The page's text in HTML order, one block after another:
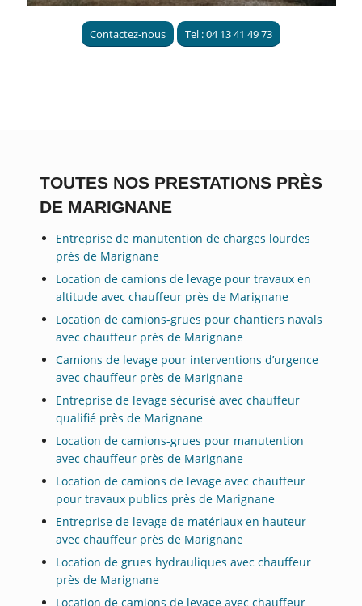
Contactez-nous Tel : 04 13 41 49 73
TOUTES NOS PRESTATIONS PRÈS
DE MARIGNANE
Entreprise de manutention de charges lourdes
près de Marignane
Location de camions de levage pour travaux en
altitude avec chauffeur près de Marignane
Location de camions-grues pour chantiers navals
avec chauffeur près de Marignane
Camions de levage pour interventions d’urgence
avec chauffeur près de Marignane
Entreprise de levage sécurisé avec chauffeur
qualifié près de Marignane
Location de camions-grues pour manutention
avec chauffeur près de Marignane
Location de camions de levage avec chauffeur
pour travaux publics près de Marignane
Entreprise de levage de matériaux en hauteur
avec chauffeur près de Marignane
Location de grues hydrauliques avec chauffeur
près de Marignane
Location de camions de levage avec chauffeur